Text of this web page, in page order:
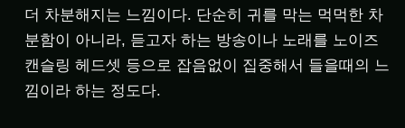
더 차분해지는 느낌이다. 단순히 귀를 막는 먹먹한 차
분함이 아니라, 듣고자 하는 방송이나 노래를 노이즈
캔슬링 헤드셋 등으로 잡음없이 집중해서 들을때의 느
낌이라 하는 정도다.